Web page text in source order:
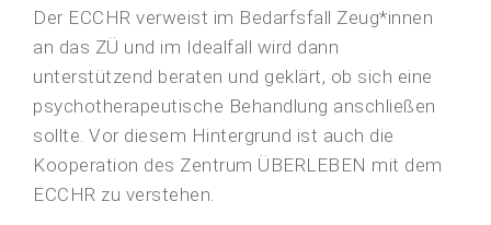
Der ECCHR verweist im Bedarfsfall Zeug*innen
an das ZÜ und im Idealfall wird dann
unterstützend beraten und geklärt, ob sich eine
psychotherapeutische Behandlung anschließen
sollte. Vor diesem Hintergrund ist auch die
Kooperation des Zentrum ÜBERLEBEN mit dem
ECCHR zu verstehen.